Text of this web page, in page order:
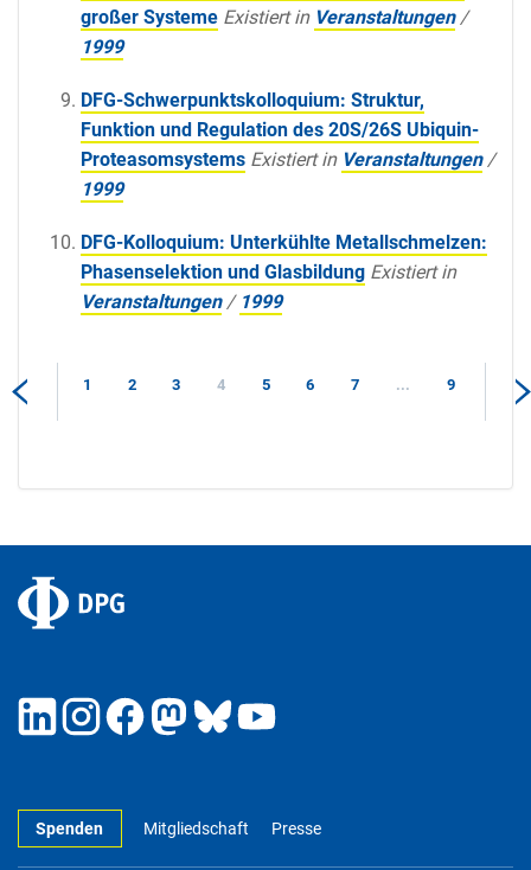
großer Systeme Existiert in Veranstaltungen /
1999
DFG-Schwerpunktskolloquium: Struktur,
Funktion und Regulation des 20S/26S Ubiquin-
Proteasomsystems Existiert in Veranstaltungen /
1999
DFG-Kolloquium: Unterkühlte Metallschmelzen:
Phasenselektion und Glasbildung Existiert in
Veranstaltungen / 1999
1 2 3 4 5 6 7 ... 9
Spenden Mitgliedschaft Presse